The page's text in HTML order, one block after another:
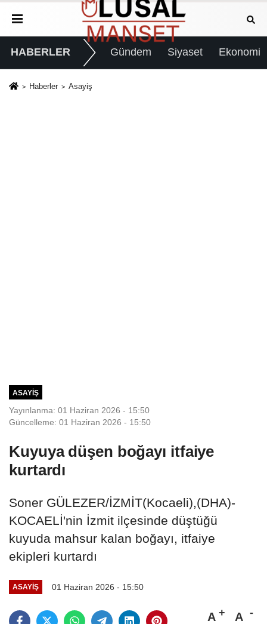
HABERLER Gündem Siyaset Ekonomi
Haberler Asayiş
ASAYIŞ
Yayınlanma: 01 Haziran 2026 - 15:50
Güncelleme: 01 Haziran 2026 - 15:50
Kuyuya düşen boğayı itfaiye
kurtardı
Soner GÜLEZER/İZMİT(Kocaeli),(DHA)-
KOCAELİ'nin İzmit ilçesinde düştüğü
kuyuda mahsur kalan boğayı, itfaiye
ekipleri kurtardı
ASAYIŞ 01 Haziran 2026 - 15:50
A A